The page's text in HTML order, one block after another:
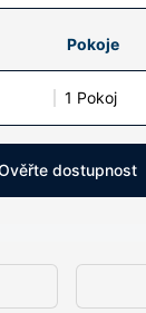
Pokoje
1 Pokoj
dostupnost